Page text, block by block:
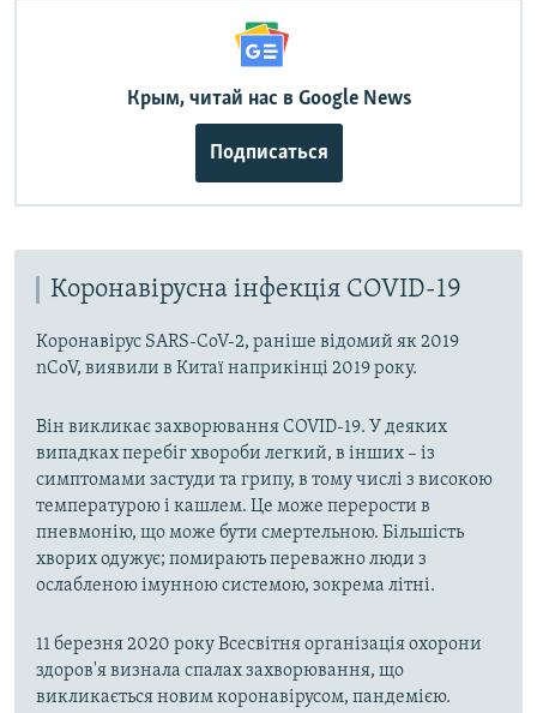
Крым, читай нас в Google News
Подписаться
Коронавірусна інфекція COVID-19
Коронавірус SARS-CoV-2, раніше відомий як 2019
nCoV, виявили в Китаї наприкінці 2019 року.
Він викликає захворювання COVID-19. У деяких
випадках перебіг хвороби легкий, в інших – із
симптомами застуди та грипу, в тому числі з високою
температурою і кашлем. Це може перерости в
пневмонію, що може бути смертельною. Більшість
хворих одужує; помирають переважно люди з
ослабленою імунною системою, зокрема літні.
11 березня 2020 року Всесвітня організація охорони
здоров'я визнала спалах захворювання, що
викликається новим коронавірусом, пандемією.